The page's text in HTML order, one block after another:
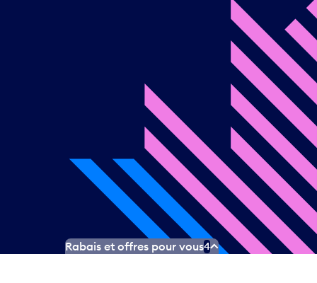
Rabais et offres pour vous4